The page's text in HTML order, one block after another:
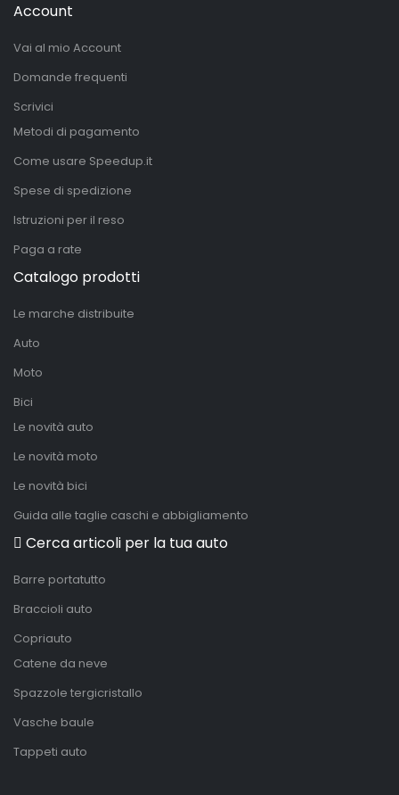
Account
Vai al mio Account
Domande frequenti
Scrivici
Metodi di pagamento
Come usare Speedup.it
Spese di spedizione
Istruzioni per il reso
Paga a rate
Catalogo prodotti
Le marche distribuite
Auto
Moto
Bici
Le novità auto
Le novità moto
Le novità bici
Guida alle taglie caschi e abbigliamento
Cerca articoli per la tua auto
Barre portatutto
Braccioli auto
Copriauto
Catene da neve
Spazzole tergicristallo
Vasche baule
Tappeti auto